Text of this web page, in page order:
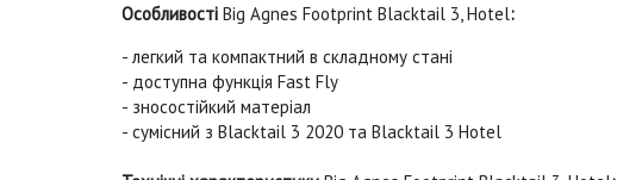
Особливості Big Agnes Footprint Blacktail 3, Hotel:
- легкий та компактний в складному стані
- доступна функція Fast Fly
- зносостійкий матеріал
- сумісний з Blacktail 3 2020 та Blacktail 3 Hotel